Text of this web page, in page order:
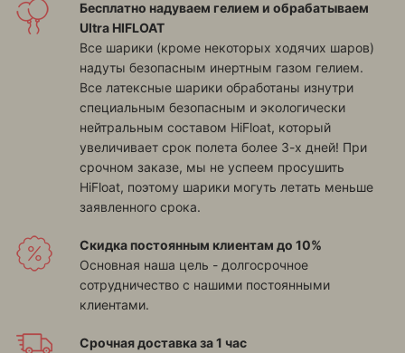
Бесплатно надуваем гелием и обрабатываем
Ultra HIFLOAT
Все шарики (кроме некоторых ходячих шаров)
надуты безопасным инертным газом гелием.
Все латексные шарики обработаны изнутри
специальным безопасным и экологически
нейтральным составом HiFloat, который
увеличивает срок полета более 3-х дней! При
срочном заказе, мы не успеем просушить
HiFloat, поэтому шарики могуть летать меньше
заявленного срока.
Скидка постоянным клиентам до 10%
Основная наша цель - долгосрочное
сотрудничество с нашими постоянными
клиентами.
Срочная доставка за 1 час